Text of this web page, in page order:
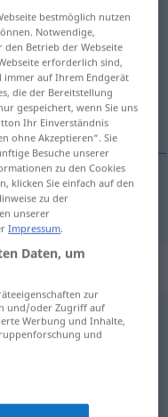
antippen)
bestmöglich nutzen
Notwendige,
Betrieb der Webseite
erforderlich sind,
immer auf Ihrem Endgerät
die der Bereitstellung
gespeichert, wenn Sie uns
Ihr Einverständnis
ohne Akzeptieren“. Sie
Besuche unserer
zu den Cookies
klicken Sie einfach auf den
zu der
unserer
Impressum.
Daten, um
zur
und/oder Zugriff auf
Werbung und Inhalte,
und